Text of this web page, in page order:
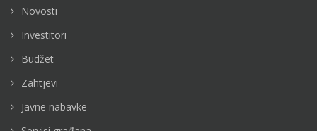
Novosti
Investitori
Budžet
Zahtjevi
Javne nabavke